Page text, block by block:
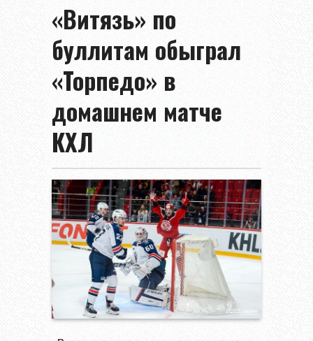
«Витязь» по
буллитам обыграл
«Торпедо» в
домашнем матче
КХЛ